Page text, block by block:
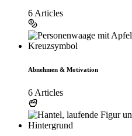
6 Articles
Abnehmen & Motivation
6 Articles